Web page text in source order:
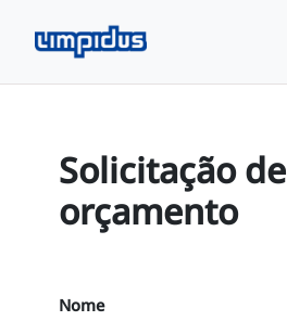
Solicitação de
orçamento
Nome